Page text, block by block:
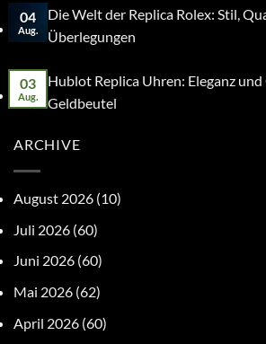
04
Aug.
Die Welt der Replica Rolex: Stil,
Überlegungen
03
Aug.
Hublot Replica Uhren: Eleganz
Geldbeutel
ARCHIVE
August 2026 (10)
Juli 2026 (60)
Juni 2026 (60)
Mai 2026 (62)
April 2026 (60)